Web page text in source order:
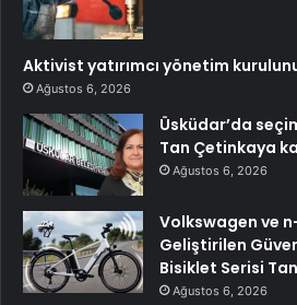
Aktivist yatırımcı yönetim
Ağustos 6, 2026
Üsküdar’da
Tan Çetinkaya
Ağustos 6, 2026
Volkswagen ve
Geliştirilen
Bisiklet Serisi
Ağustos 6, 2026